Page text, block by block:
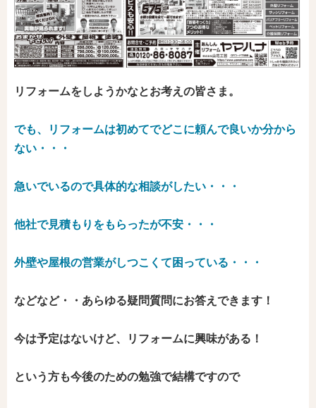
リフォームをしようかなとお考えの皆さま。
でも、リフォームは初めてでどこに頼んで良いか分から
ない・・・
急いでいるので具体的な相談がしたい・・・
他社で見積もりをもらったが不安・・・
外壁や屋根の営業がしつこくて困っている・・・
などなど・・あらゆる疑問質問にお答えできます！
今は予定はないけど、リフォームに興味がある！
という方も今後のための勉強で結構ですので